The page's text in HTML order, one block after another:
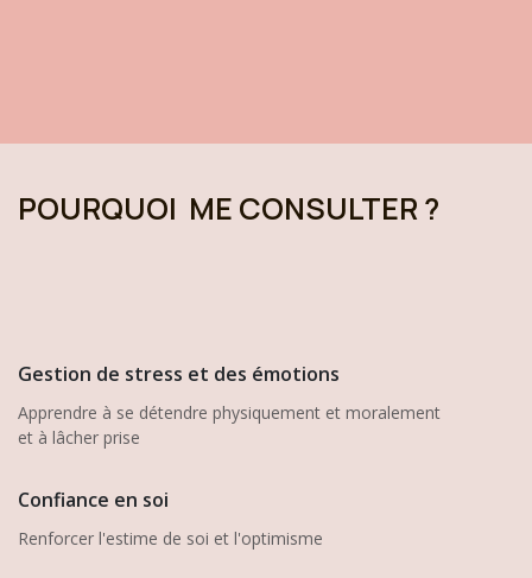
POURQUOI ME CONSULTER ?
Gestion de stress et des émotions
Apprendre à se détendre physiquement et moralement
et à lâcher prise
Confiance en soi
Renforcer l'estime de soi et l'optimisme